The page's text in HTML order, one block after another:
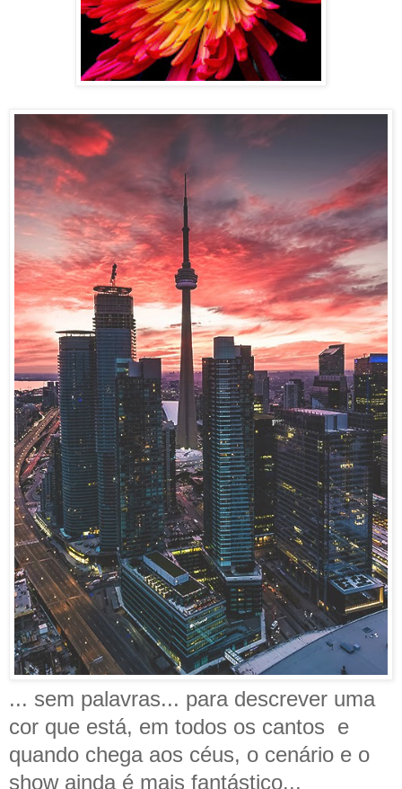
... sem palavras... para descrever uma
cor que está, em todos os cantos e
quando chega aos céus, o cenário e o
show ainda é mais fantástico...